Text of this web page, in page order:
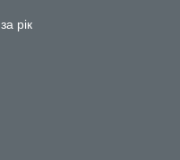
рік